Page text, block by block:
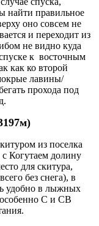
найти правильное
оно совсем не
и переходит из
не видно куда
к восточным
как ко второй
лавины/
прохода под
из поселка
Когутаем долину
для скитура,
без снега), в
удобно в лыжных
особенно С и СВ